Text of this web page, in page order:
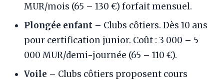
MUR/mois (65 – 130 €) forfait mensuel.
Plongée enfant – Clubs côtiers. Dès 10 ans
pour certification junior. Coût : 3 000 – 5
000 MUR/demi-journée (65 – 110 €).
Voile – Clubs côtiers proposent cours